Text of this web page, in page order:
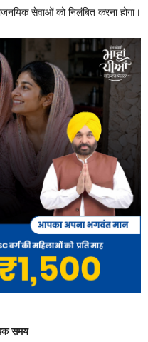
सेवाओं को निलंबित करना होगा।
समय